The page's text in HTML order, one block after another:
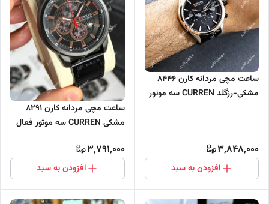
ساعت مچی مردانه کارن 8446
مشکی-رزگلد CURREN سه موتور
3,848,000
افزودن به سبد
ساعت مچی مردانه کارن 8291
مشکی CURREN سه موتور فعال
3,791,000
افزودن به سبد